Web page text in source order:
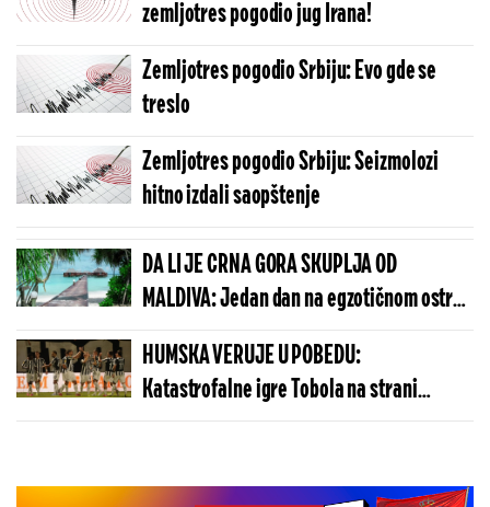
zemljotres pogodio jug Irana!
Zemljotres pogodio Srbiju: Evo gde se
treslo
Zemljotres pogodio Srbiju: Seizmolozi
hitno izdali saopštenje
DA LI JE CRNA GORA SKUPLJA OD
MALDIVA: Jedan dan na egzotičnom ostrvu
može da košta manje nego u Budvi
HUMSKA VERUJE U POBEDU:
Katastrofalne igre Tobola na strani
ulivaju samopouzdanje Partizanu